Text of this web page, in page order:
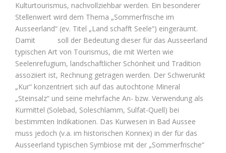
Kulturtourismus, nachvollziehbar werden. Ein besonderer
Stellenwert wird dem Thema „Sommerfrische im
Ausseerland“ (ev. Titel „Land schafft Seele“) eingeräumt.
Damit soll der Bedeutung dieser für das Ausseerland
typischen Art von Tourismus, die mit Werten wie
Seelenrefugium, landschaftlicher Schönheit und Tradition
assoziiert ist, Rechnung getragen werden. Der Schwerunkt
„Kur“ konzentriert sich auf das autochtone Mineral
„Steinsalz“ und seine mehrfache An- bzw. Verwendung als
Kurmittel (Solebad, Soleschlamm, Sulfat-Quell) bei
bestimmten Indikationen. Das Kurwesen in Bad Aussee
muss jedoch (v.a. im historischen Konnex) in der für das
Ausseerland typischen Symbiose mit der „Sommerfrische“